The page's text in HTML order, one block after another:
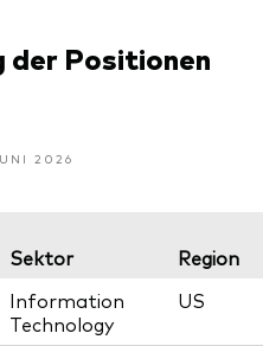
der Positionen
2026
Sektor
Region
Information
Technology
US